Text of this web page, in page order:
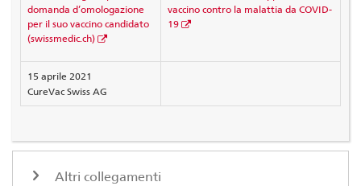
domanda d’omologazione
per il suo vaccino candidato
(swissmedic.ch)
vaccino contro la malattia da COVID-
19
15 aprile 2021
CureVac Swiss AG
Altri collegamenti